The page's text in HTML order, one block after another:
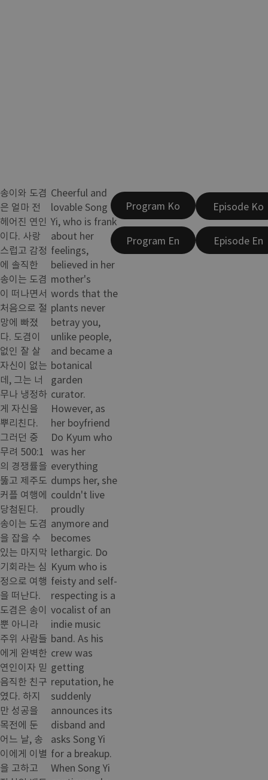
송이와 도겸
은 얼마 전
헤어진 연인
이다. 사랑
스럽고 감정
에 솔직한
송이는 도겸
이 떠나면서
처음으로 절
망에 빠졌
다. 도겸이
없인 잘 살
자신이 없는
데, 그는 너
무나 냉정하
게 자신을
뿌리친다.
그러던 중
무려 500:1
의 경쟁률을
뚫고 제주도
커플 여행에
당첨된다.
송이는 도겸
을 잡을 수
있는 마지막
기회라는 심
정으로 여행
을 떠난다.
도겸은 송이
뿐 아니라
주위 사람들
에게 완벽한
연인이자 믿
음직한 친구
였다. 하지
만 성공을
목전에 둔
어느 날, 송
이에게 이별
을 고하고
Cheerful and
lovable Song
Yi, who is frank
about her
feelings,
believed in her
mother's
words that the
plants never
betray you,
unlike people,
and became a
botanical
garden
curator.
However, as
her boyfriend
Do Kyum who
was her
everything
dumps her, she
couldn't live
proudly
anymore and
becomes
lethargic. Do
Kyum who is
feisty and self-
respecting is a
vocalist of an
indie music
band. As his
crew was
getting
reputation, he
suddenly
announces its
disband and
asks Song Yi
for a breakup.
When Song Yi
Program Ko
Program En
Episode Ko
Episode En